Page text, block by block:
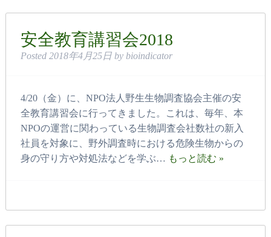
安全教育講習会2018
Posted 2018年4月25日 by bioindicator
4/20（金）に、NPO法人野生生物調査協会主催の安
全教育講習会に行ってきました。これは、毎年、本
NPOの運営に関わっている生物調査会社数社の新入
社員を対象に、野外調査時における危険生物からの
身の守り方や対処法などを学ぶ… もっと読む »